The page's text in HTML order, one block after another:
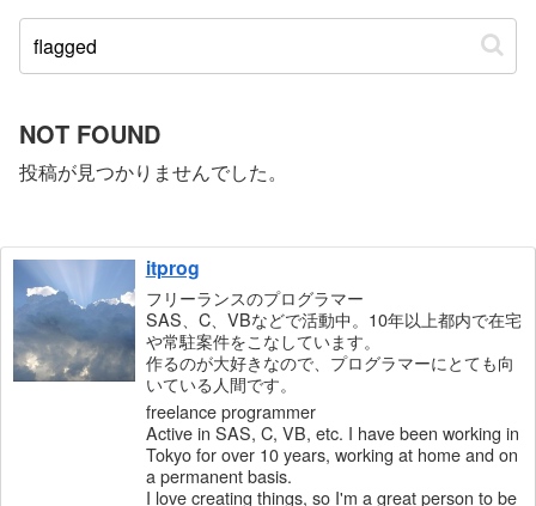
NOT FOUND
投稿が見つかりませんでした。
itprog
フリーランスのプログラマー
SAS、C、VBなどで活動中。10年以上都内で在宅
や常駐案件をこなしています。
作るのが大好きなので、プログラマーにとても向
いている人間です。
freelance programmer
Active in SAS, C, VB, etc. I have been working in
Tokyo for over 10 years, working at home and on
a permanent basis.
I love creating things, so I'm a great person to be